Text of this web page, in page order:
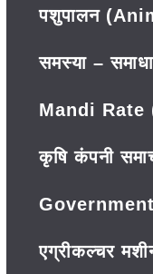
पशुपालन
समस्या –
Mandi Rate
कृषि कंपनी
Government
एग्रीकल्चर